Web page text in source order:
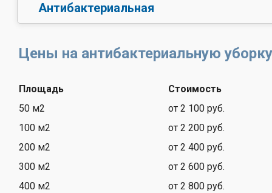
Антибактериальная
Цены на антибактериальную
Площадь
Стоимость
50 м2
от 2 100 руб.
100 м2
от 2 200 руб.
200 м2
от 2 400 руб.
300 м2
от 2 600 руб.
400 м2
от 2 800 руб.